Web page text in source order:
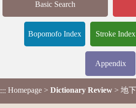
Basic Search
Bopomofo Index Stroke Index
Appendix
::: Homepage > Dictionary Review > 地下